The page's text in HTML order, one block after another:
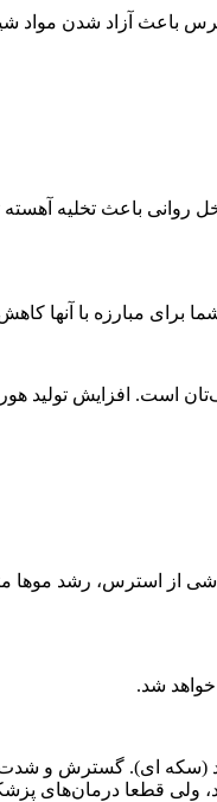
باعث آزاد شدن مواد
باعث تخلیه آهسته
مبارزه با آنها
است. افزایش تولید
از استرس، رشد موها
(سکه ای). گسترش و
قطعا درمان‌های